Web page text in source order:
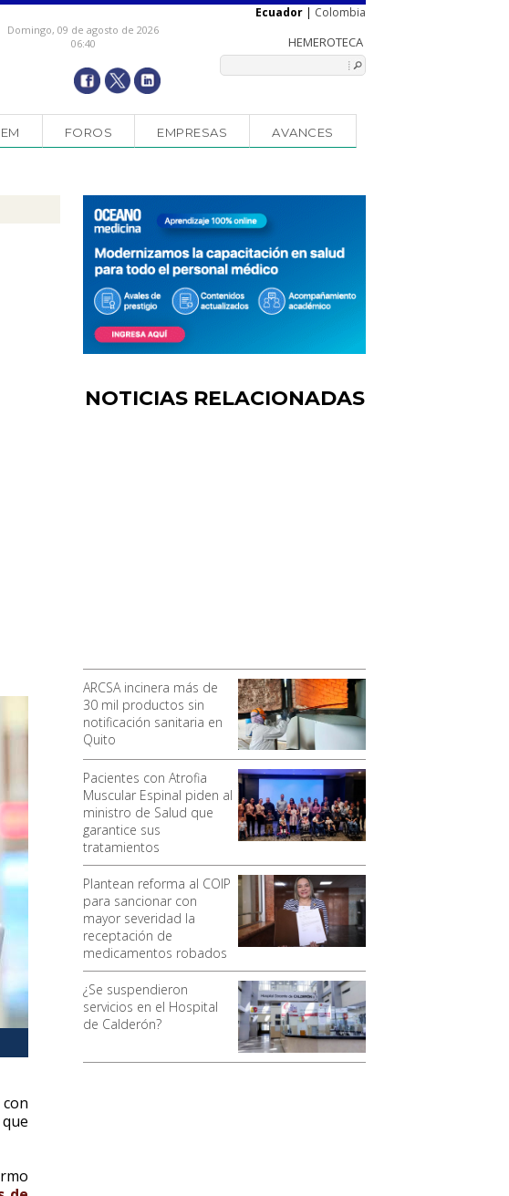
Domingo, 09 de agosto de 2026
06:40
Ecuador | Colombia
FOROS EMPRESAS AVANCES
NOTICIAS RELACIONADAS
ARCSA incinera más de
30 mil productos sin
notificación sanitaria en
Quito
Pacientes con Atrofia
Muscular Espinal piden al
ministro de Salud que
garantice sus
tratamientos
Plantean reforma al COIP
para sancionar con
mayor severidad la
receptación de
medicamentos robados
¿Se suspendieron
servicios en el Hospital
de Calderón?